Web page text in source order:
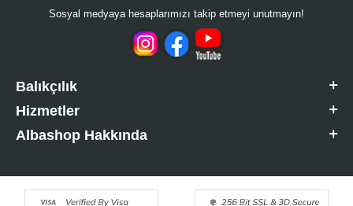
Sosyal medyaya hesaplarımızı takip etmeyi unutmayın!
Balıkçılık
Hizmetler
Albashop Hakkında